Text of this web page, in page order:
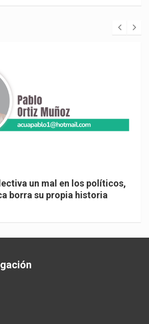
un mal en los políticos,
borra su propia historia